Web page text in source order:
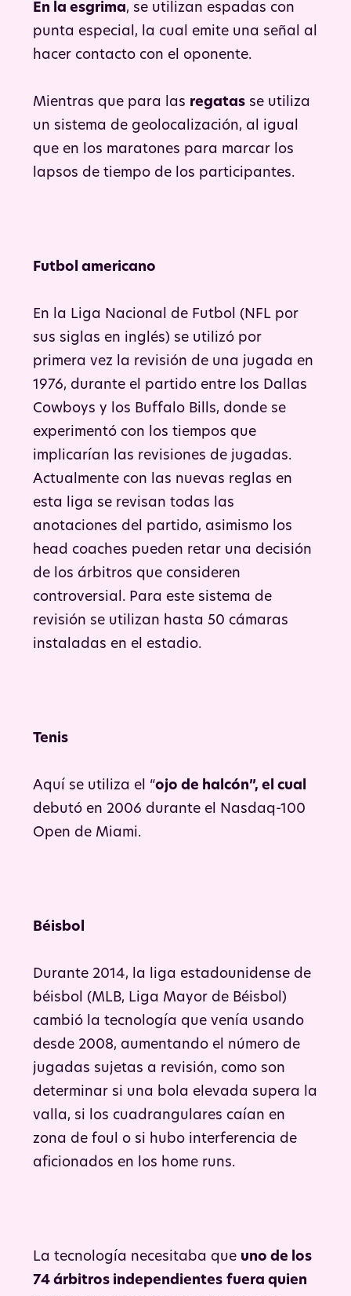
En la esgrima, se utilizan espadas con
punta especial, la cual emite una señal al
hacer contacto con el oponente.
Mientras que para las regatas se utiliza
un sistema de geolocalización, al igual
que en los maratones para marcar los
lapsos de tiempo de los participantes.
Futbol americano
En la Liga Nacional de Futbol (NFL por
sus siglas en inglés) se utilizó por
primera vez la revisión de una jugada en
1976, durante el partido entre los Dallas
Cowboys y los Buffalo Bills, donde se
experimentó con los tiempos que
implicarían las revisiones de jugadas.
Actualmente con las nuevas reglas en
esta liga se revisan todas las
anotaciones del partido, asimismo los
head coaches pueden retar una decisión
de los árbitros que consideren
controversial. Para este sistema de
revisión se utilizan hasta 50 cámaras
instaladas en el estadio.
Tenis
Aquí se utiliza el “ojo de halcón”, el cual
debutó en 2006 durante el Nasdaq-100
Open de Miami.
Béisbol
Durante 2014, la liga estadounidense de
béisbol (MLB, Liga Mayor de Béisbol)
cambió la tecnología que venía usando
desde 2008, aumentando el número de
jugadas sujetas a revisión, como son
determinar si una bola elevada supera la
valla, si los cuadrangulares caían en
zona de foul o si hubo interferencia de
aficionados en los home runs.
La tecnología necesitaba que uno de los
74 árbitros independientes fuera quien